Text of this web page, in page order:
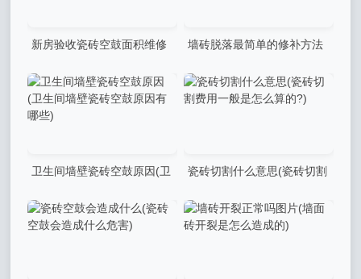
新房验收瓷砖空鼓面积维修
多少需要整改)
墙砖脱落最简单的修补方法
卫生间墙壁瓷砖空鼓原因(卫
些)
瓷砖切割什么意思(瓷砖切割